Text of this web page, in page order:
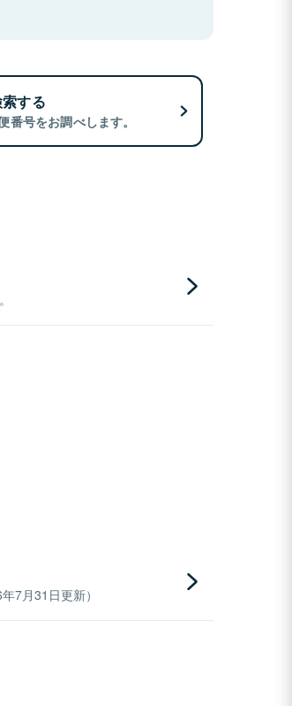
する
号をお調べします。
7月31日更新）